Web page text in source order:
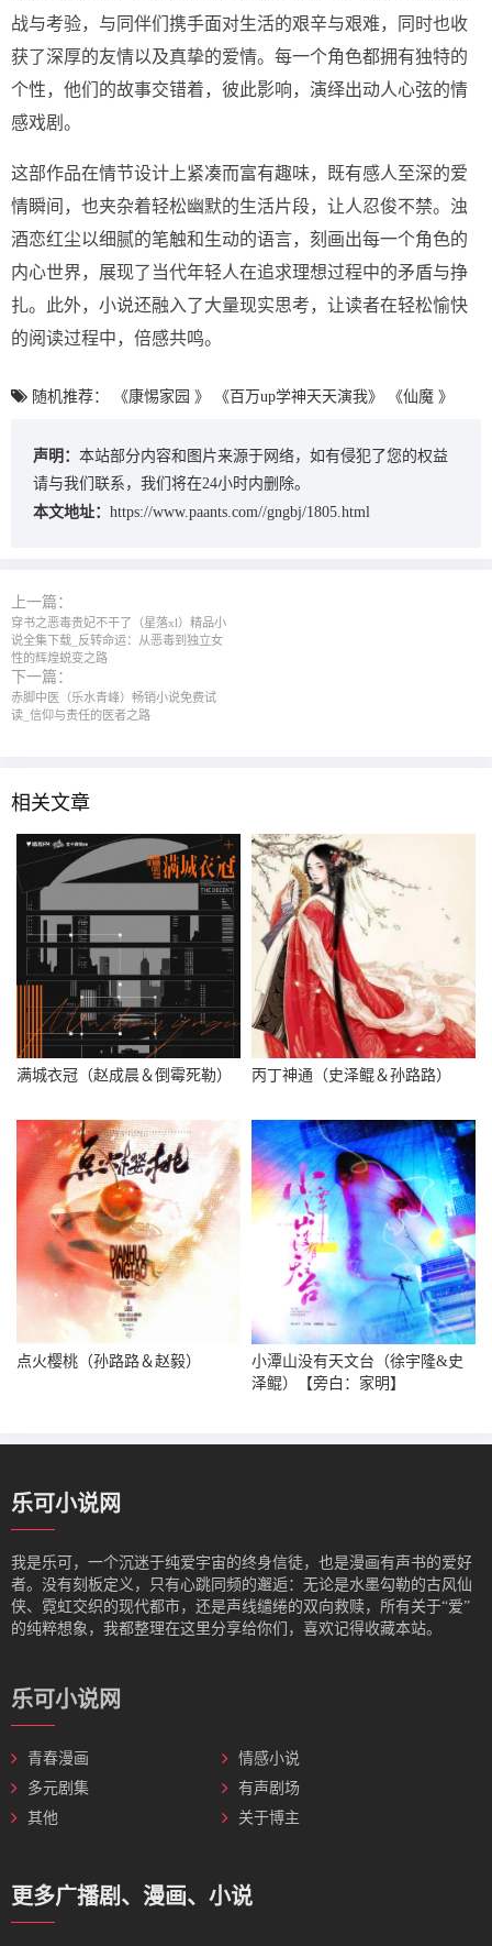
战与考验，与同伴们携手面对生活的艰辛与艰难，同时也收
获了深厚的友情以及真挚的爱情。每一个角色都拥有独特的
个性，他们的故事交错着，彼此影响，演绎出动人心弦的情
感戏剧。
这部作品在情节设计上紧凑而富有趣味，既有感人至深的爱
情瞬间，也夹杂着轻松幽默的生活片段，让人忍俊不禁。浊
酒恋红尘以细腻的笔触和生动的语言，刻画出每一个角色的
内心世界，展现了当代年轻人在追求理想过程中的矛盾与挣
扎。此外，小说还融入了大量现实思考，让读者在轻松愉快
的阅读过程中，倍感共鸣。
随机推荐： 《康惕家园 》 《百万up学神天天演我》 《仙魔 》
声明： 本站部分内容和图片来源于网络，如有侵犯了您的权益
请与我们联系，我们将在24小时内删除。
本文地址： https://www.paants.com//gngbj/1805.html
上一篇：
穿书之恶毒贵妃不干了（星落xl）精品小
说全集下载_反转命运：从恶毒到独立女
性的辉煌蜕变之路
下一篇：
赤脚中医（乐水青峰）畅销小说免费试
读_信仰与责任的医者之路
相关文章
满城衣冠（赵成晨＆倒霉死勒） 丙丁神通（史泽鲲＆孙路路）
点火樱桃（孙路路＆赵毅）
小潭山没有天文台（徐宇隆&史
泽鲲）【旁白：家明】
乐可小说网
我是‌乐可，一个沉迷于纯爱宇宙的终身信徒，也是漫画有声书的爱好
者。没有刻板定义，只有心跳同频的邂逅：无论是水墨勾勒的古风仙
侠、霓虹交织的现代都市，还是声线缱绻的双向救赎，所有关于“爱”
的纯粹想象，我都整理在这里分享给你们，喜欢记得收藏本站。
乐可小说网
青春漫画
情感小说
多元剧集
有声剧场
其他
关于博主
更多广播剧、漫画、小说